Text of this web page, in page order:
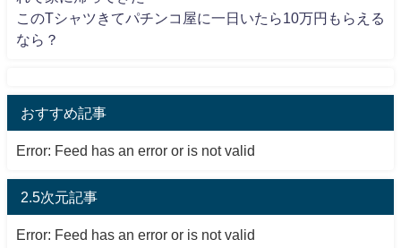
このTシャツきてパチンコ屋に一日いたら10万円もらえる
なら？
おすすめ記事
Error: Feed has an error or is not valid
2.5次元記事
Error: Feed has an error or is not valid